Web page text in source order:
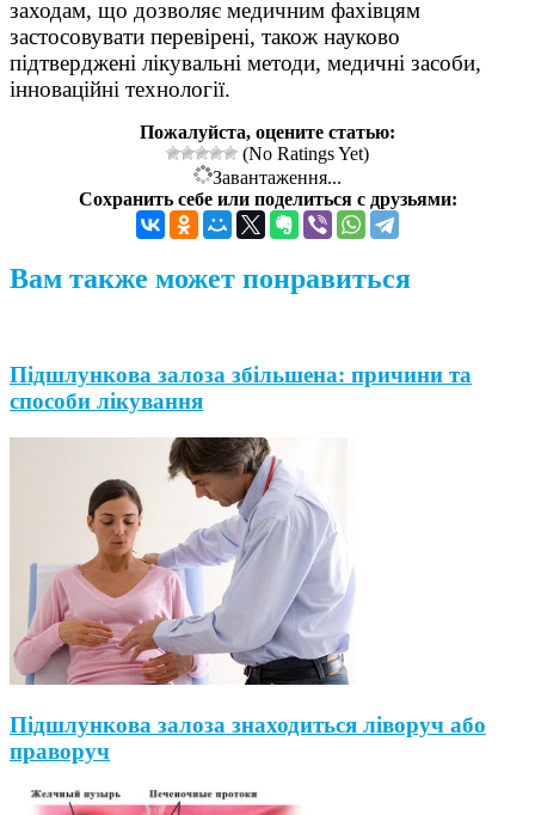
заходам, що дозволяє медичним фахівцям
застосовувати перевірені, також науково
підтверджені лікувальні методи, медичні засоби,
інноваційні технології.
Пожалуйста, оцените статью:
(No Ratings Yet)
Завантаження...
Сохранить себе или поделиться с друзьями:
Вам также может понравиться
Підшлункова залоза збільшена: причини та
способи лікування
Підшлункова залоза знаходиться ліворуч або
праворуч